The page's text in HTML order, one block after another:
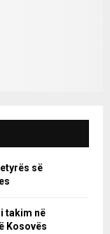
së
takim në
Kosovës